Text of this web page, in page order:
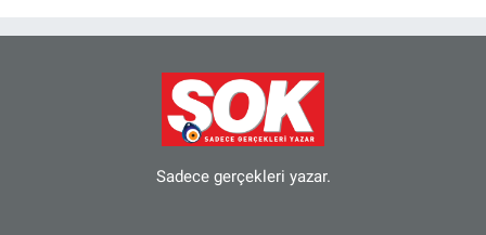
Sadece gerçekleri yazar.